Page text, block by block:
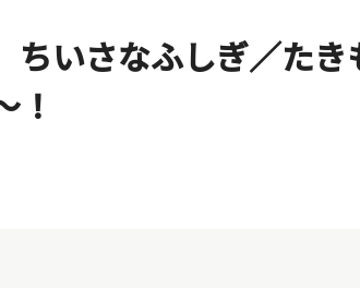
ちいさなふしぎ／たき
！